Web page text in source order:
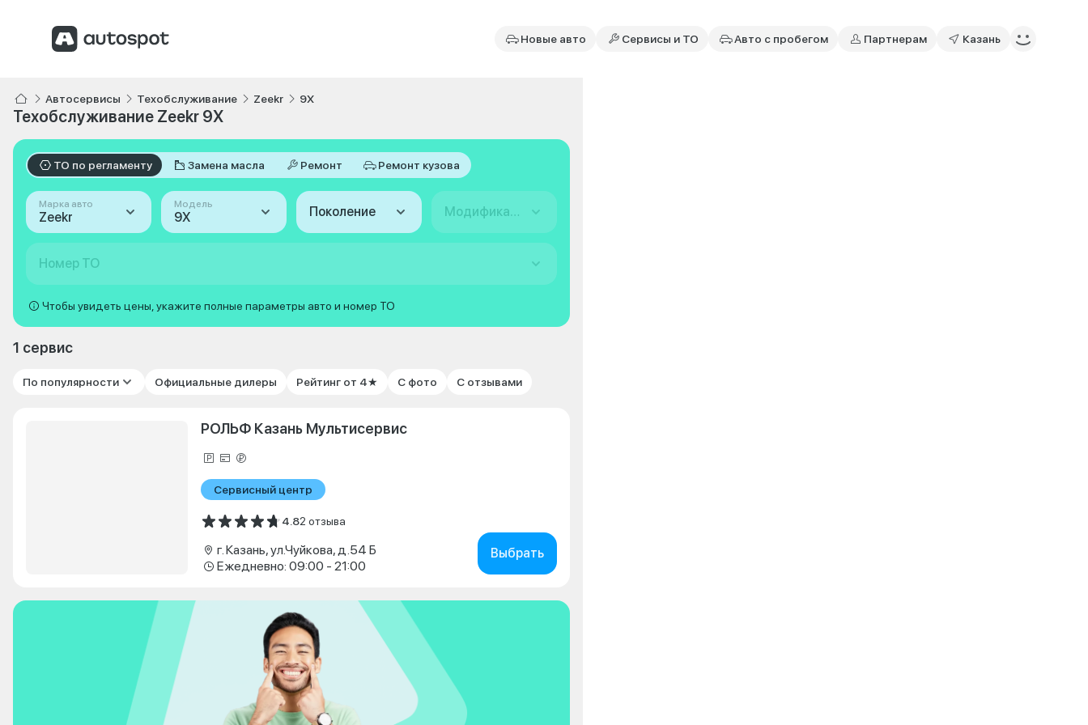
Новые авто Сервисы и ТО Авто с пробегом Партнерам Казань
Автосервисы Техобслуживание Zeekr 9X
Техобслуживание Zeekr 9X
ТО по регламенту Замена масла Ремонт Ремонт кузова
Марка авто
Zeekr
Модель
9X Поколение Модификация
Номер ТО
Чтобы увидеть цены, укажите полные параметры авто и номер ТО
1 сервис
По популярности Официальные дилеры Рейтинг от 4★ С фото С отзывами
РОЛЬФ Казань Мультисервис
Сервисный центр
4.82 отзыва
г. Казань, ул.Чуйкова, д.54 Б
Ежедневно: 09:00 - 21:00
Выбрать